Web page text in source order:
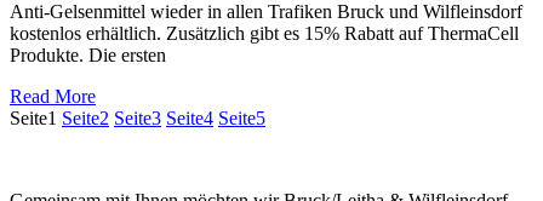
Anti-Gelsenmittel wieder in allen Trafiken Bruck und Wilfleinsdorf
kostenlos erhältlich. Zusätzlich gibt es 15% Rabatt auf ThermaCell
Produkte. Die ersten
Read More
Seite1 Seite2 Seite3 Seite4 Seite5